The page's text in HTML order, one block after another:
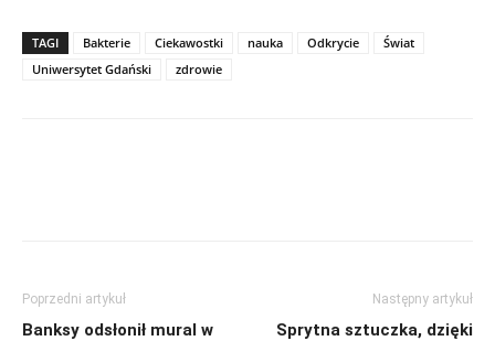
TAGI Bakterie Ciekawostki nauka Odkrycie
Świat
Uniwersytet Gdański
zdrowie
Poprzedni artykuł
Banksy odsłonił mural w
Następny artykuł
Sprytna sztuczka, dzięki